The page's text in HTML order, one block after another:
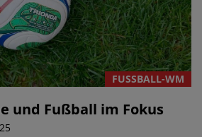
FUSSBALL-WM
und Fußball im Fokus